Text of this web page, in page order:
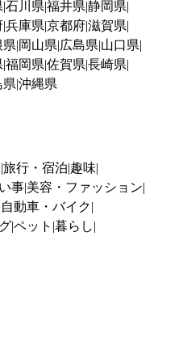
石川県 福井県 静岡県
兵庫県 京都府滋賀県
県 岡山県 広島県 山口県
福岡県 佐賀県 長崎県
県 沖縄県
旅行・宿泊 趣味
事 美容・ファッション
自動車・バイク
ペット 暮らし